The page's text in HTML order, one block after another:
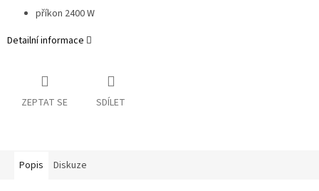
příkon 2400 W
Detailní informace
ZEPTAT SE SDÍLET
Popis Diskuze